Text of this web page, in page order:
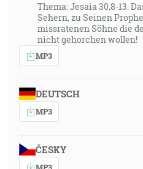
Thema: Jesaia 30,8-13:
Sehern, zu Seinen
missratenen Söhne die
nicht gehorchen wollen!
MP3
DEUTSCH
MP3
ČESKY